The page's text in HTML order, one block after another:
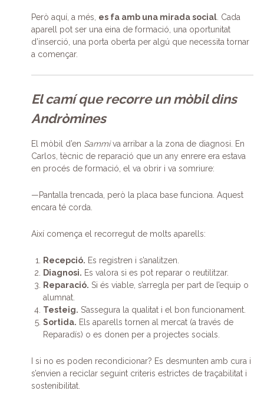
Però aquí, a més, es fa amb una mirada social. Cada
aparell pot ser una eina de formació, una oportunitat
d’inserció, una porta oberta per algú que necessita tornar
a començar.
El camí que recorre un mòbil dins
Andròmines
El mòbil d’en Sammiva arribar a la zona de diagnosi. En
Carlos, tècnic de reparació que un any enrere era estava
en procés de formació, el va obrir i va somriure:
—Pantalla trencada, però la placa base funciona. Aquest
encara té corda.
Així comença el recorregut de molts aparells:
Recepció. Es registren i s’analitzen.
Diagnosi. Es valora si es pot reparar o reutilitzar.
Reparació. Si és viable, s’arregla per part de l’equip o
alumnat.
Testeig. S’assegura la qualitat i el bon funcionament.
Sortida. Els aparells tornen al mercat (a través de
Reparadís) o es donen per a projectes socials.
I si no es poden recondicionar? Es desmunten amb cura i
s’envien a reciclar seguint criteris estrictes de traçabilitat i
sostenibilitat.